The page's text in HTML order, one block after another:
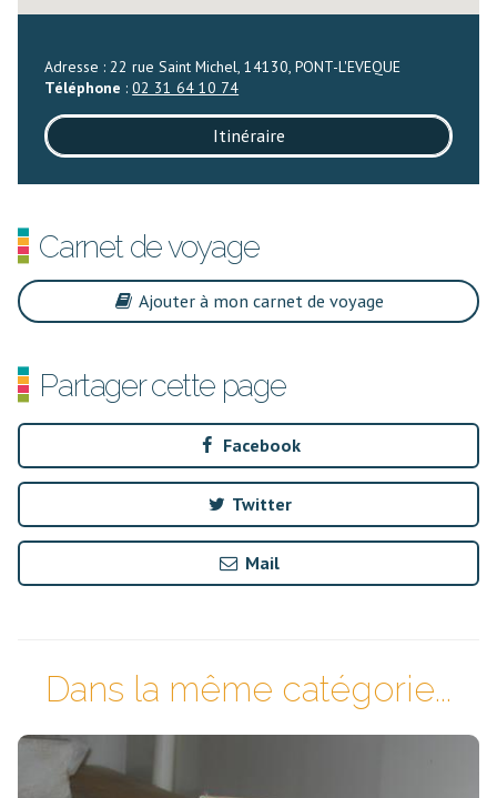
Adresse : 22 rue Saint Michel, 14130, PONT-L'EVEQUE
Téléphone :02 31 64 10 74
Itinéraire
Carnet de voyage
Ajouter à mon carnet de voyage
Partager cette page
Facebook
Twitter
Mail
Dans la même catégorie...